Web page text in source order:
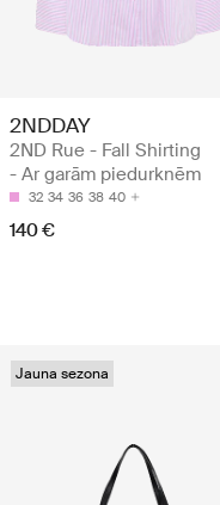
2NDDAY
2ND Rue - Fall Shirting
- Ar garām piedurknēm
32 34 36 38 40
140 €
Jauna sezona